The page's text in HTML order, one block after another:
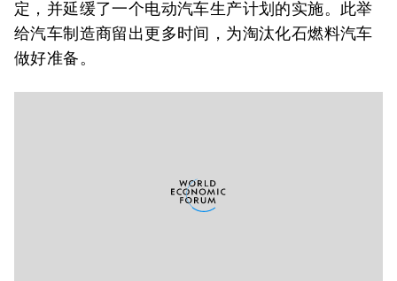
定，并延缓了一个电动汽车生产计划的实施。此举
给汽车制造商留出更多时间，为淘汰化石燃料汽车
做好准备。